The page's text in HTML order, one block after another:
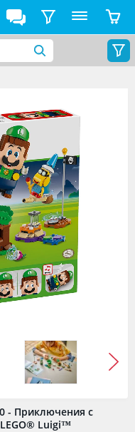
- Приключения с
Luigi™